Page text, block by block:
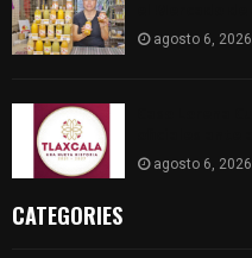
agosto 6, 2026
agosto 6, 2026
CATEGORIES